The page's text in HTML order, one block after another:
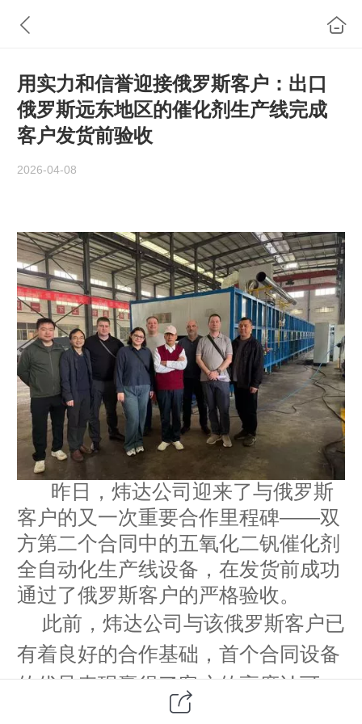
用实力和信誉迎接俄罗斯客户：出口
俄罗斯远东地区的催化剂生产线完成
客户发货前验收‌
2026-04-08
昨日，炜达公司迎来了与俄罗斯
客户的又一次重要合作里程碑——双
方第二个合同中的五氧化二钒催化剂
全自动化生产线设备，在发货前成功
通过了俄罗斯客户的严格验收。
此前，炜达公司与该俄罗斯客户已
有着良好的合作基础，首个合同设备
的优异表现赢得了客户的高度认可。
此次，基于对炜达公司技术实力与产